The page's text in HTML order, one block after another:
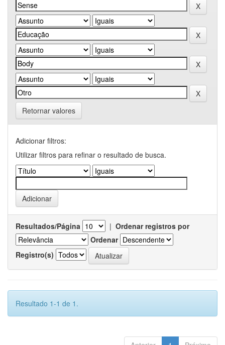
Retornar valores
Adicionar filtros:
Utilizar filtros para refinar o resultado de busca.
Resultados/Página | Ordenar registros por
Ordenar
Registro(s)
Resultado 1-1 de 1.